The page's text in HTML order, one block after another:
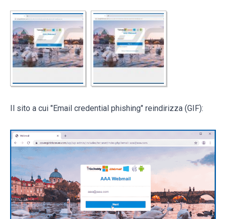
Il sito a cui "Email credential phishing" reindirizza (GIF):